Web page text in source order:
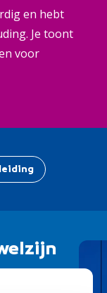
en hebt
Je toont
voor